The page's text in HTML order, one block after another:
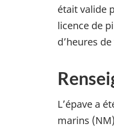
était valide
licence de
d’heures
L’épave a
marins